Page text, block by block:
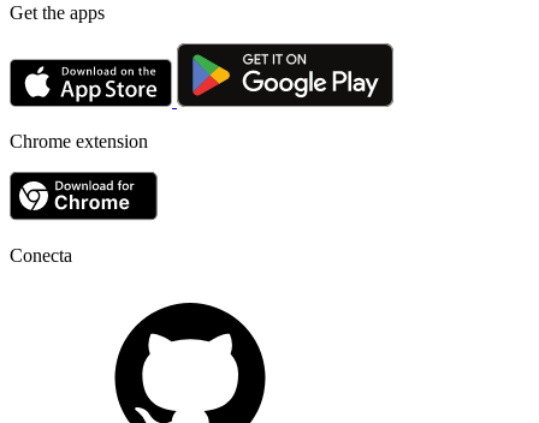
Get the apps
Chrome extension
Conecta